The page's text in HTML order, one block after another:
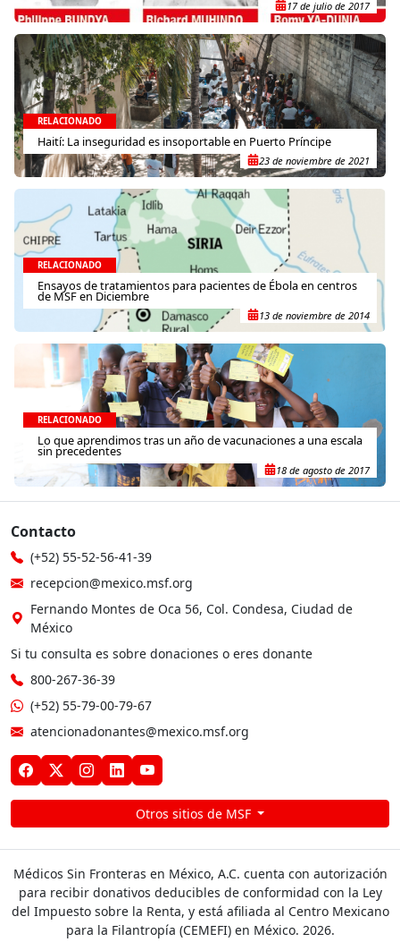
17 de julio de 2017
RELACIONADO
Haití: La inseguridad es insoportable en Puerto Príncipe
23 de noviembre de 2021
RELACIONADO
Ensayos de tratamientos para pacientes de Ébola en centros
de MSF en Diciembre
13 de noviembre de 2014
RELACIONADO
Lo que aprendimos tras un año de vacunaciones a una escala
sin precedentes
18 de agosto de 2017
Contacto
(+52) 55-52-56-41-39
recepcion@mexico.msf.org
Fernando Montes de Oca 56, Col. Condesa, Ciudad de
México
Si tu consulta es sobre donaciones o eres donante
800-267-36-39
(+52) 55-79-00-79-67
atencionadonantes@mexico.msf.org
Otros sitios de MSF
Médicos Sin Fronteras en México, A.C. cuenta con autorización
para recibir donativos deducibles de conformidad con la Ley
del Impuesto sobre la Renta, y está afiliada al Centro Mexicano
para la Filantropía (CEMEFI) en México. 2026.